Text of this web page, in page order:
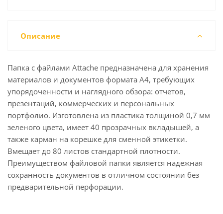
Описание
Папка с файлами Attache предназначена для хранения
материалов и документов формата А4, требующих
упорядоченности и наглядного обзора: отчетов,
презентаций, коммерческих и персональных
портфолио. Изготовлена из пластика толщиной 0,7 мм
зеленого цвета, имеет 40 прозрачных вкладышей, а
также карман на корешке для сменной этикетки.
Вмещает до 80 листов стандартной плотности.
Преимуществом файловой папки является надежная
сохранность документов в отличном состоянии без
предварительной перфорации.